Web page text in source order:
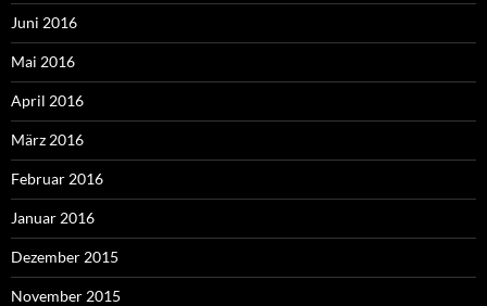
Juni 2016
Mai 2016
April 2016
März 2016
Februar 2016
Januar 2016
Dezember 2015
November 2015